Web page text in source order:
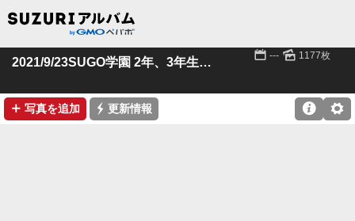
2021/9/23SUGO学園 2年、3年生クラス 📅 --- 🌄 1177枚
➕ 写真を追加 ⚡ 更新情報 ⚙
